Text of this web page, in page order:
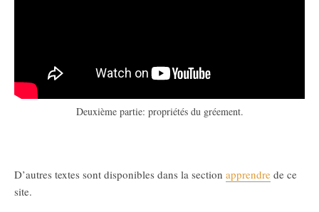
Deuxième partie: propriétés du gréement.
D’autres textes sont disponibles dans la section apprendre de ce
site.